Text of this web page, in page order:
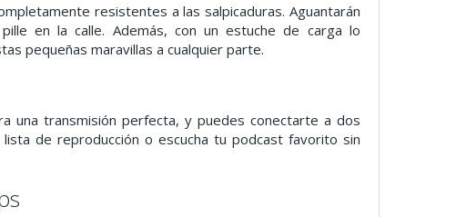
resistentes a las salpicaduras. Aguantarán
en la calle. Además, con un estuche de carga lo
pequeñas maravillas a cualquier parte.
una transmisión perfecta, y puedes conectarte a dos
de reproducción o escucha tu podcast favorito sin